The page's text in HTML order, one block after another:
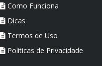
Como Funciona
Dicas
Termos de Uso
Politicas de Privacidade